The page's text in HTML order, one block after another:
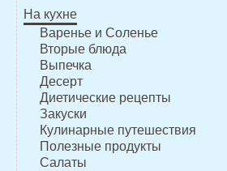
На кухне
Варенье и Соленье
Вторые блюда
Выпечка
Десерт
Диетические рецепты
Закуски
Кулинарные путешествия
Полезные продукты
Салаты